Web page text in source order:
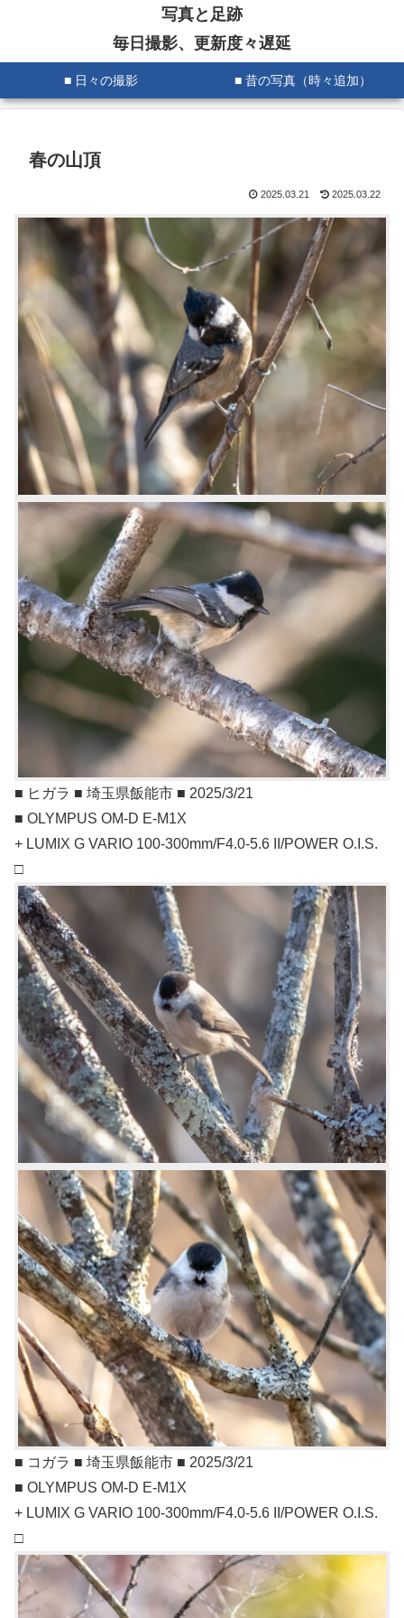
写真と足跡
毎日撮影、更新度々遅延
■ 日々の撮影 ■ 昔の写真（時々追加）
春の山頂
2025.03.21 2025.03.22
■ ヒガラ ■ 埼玉県飯能市 ■ 2025/3/21
■ OLYMPUS OM-D E-M1X
+ LUMIX G VARIO 100-300mm/F4.0-5.6 II/POWER O.I.S.
□
■ コガラ ■ 埼玉県飯能市 ■ 2025/3/21
■ OLYMPUS OM-D E-M1X
+ LUMIX G VARIO 100-300mm/F4.0-5.6 II/POWER O.I.S.
□